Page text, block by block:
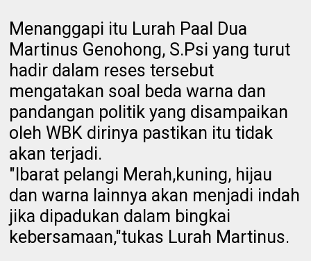
Menanggapi itu Lurah Paal Dua
Martinus Genohong, S.Psi yang turut
hadir dalam reses tersebut
mengatakan soal beda warna dan
pandangan politik yang disampaikan
oleh WBK dirinya pastikan itu tidak
akan terjadi.
"Ibarat pelangi Merah,kuning, hijau
dan warna lainnya akan menjadi indah
jika dipadukan dalam bingkai
kebersamaan,"tukas Lurah Martinus.